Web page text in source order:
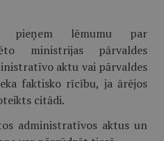
pieņem lēmumu par
ministrijas pārvaldes
aktu vai pārvaldes
faktisko rīcību, ja ārējos
citādi.
administratīvos aktus un